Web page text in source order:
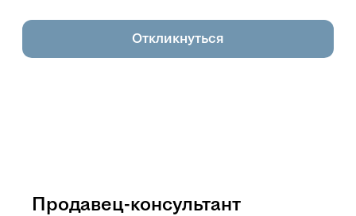
Откликнуться
Продавец-консультант